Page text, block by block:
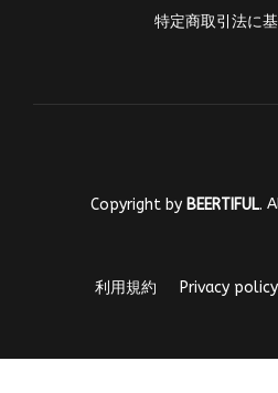
特定商取引法に
Copyright by BEERTIFUL.
利用規約 Privacy policy